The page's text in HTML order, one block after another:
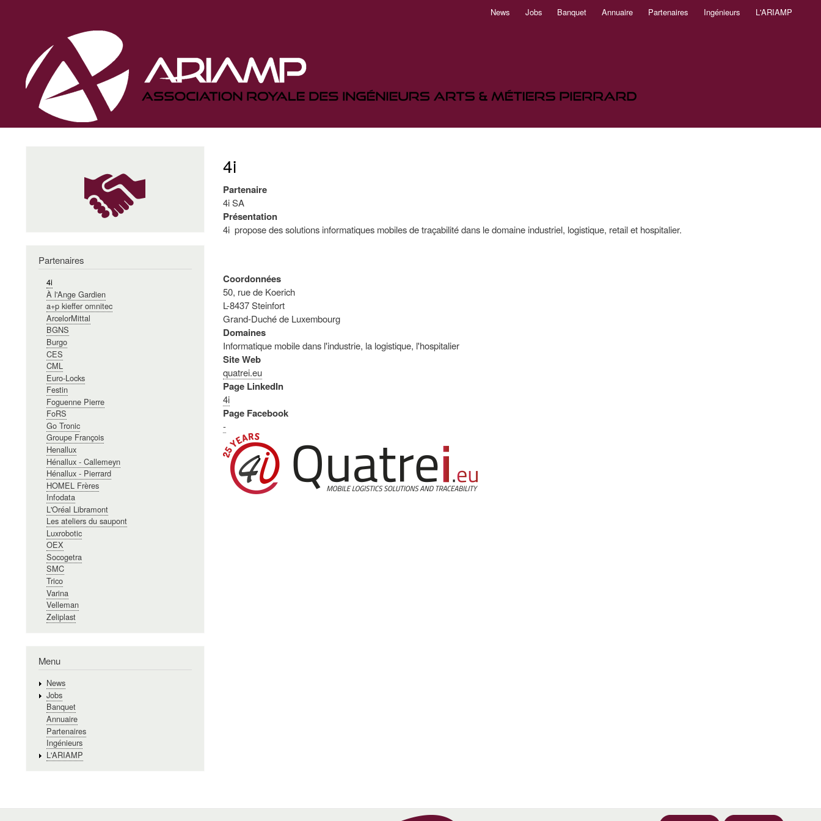
News Jobs Banquet Annuaire Partenaires Ingénieurs L'ARIAMP
4i
Partenaire
4i SA
Présentation
4i propose des solutions informatiques mobiles de traçabilité dans le domaine industriel, logistique, retail et hospitalier.
Coordonnées
50, rue de Koerich
L-8437 Steinfort
Grand-Duché de Luxembourg
Domaines
Informatique mobile dans l'industrie, la logistique, l'hospitalier
Site Web
quatrei.eu
Page LinkedIn
4i
Page Facebook
-
Partenaires
4i
À l'Ange Gardien
a+p kieffer omnitec
ArcelorMittal
BGNS
Burgo
CES
CML
Euro-Locks
Festin
Foguenne Pierre
FoRS
Go Tronic
Groupe François
Henallux
Hénallux - Callemeyn
Hénallux - Pierrard
HOMEL Frères
Infodata
L'Oréal Libramont
Les ateliers du saupont
Luxrobotic
OEX
Socogetra
SMC
Trico
Varina
Velleman
Zeliplast
Menu
News
Jobs
Banquet
Annuaire
Partenaires
Ingénieurs
L'ARIAMP